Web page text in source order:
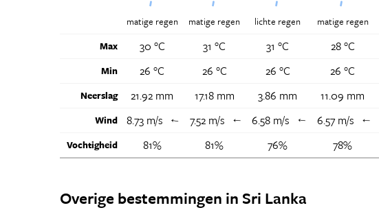
matige regen matige regen lichte regen matige regen
Max
30 °C 31 °C 31 °C 28 °C
Min 26 °C 26 °C 26 °C 26 °C
Neerslag 21.92 mm 17.18 mm 3.86 mm 11.09 mm
Wind 8.73 m/s ↑ 7.52 m/s ↑ 6.58 m/s ↑ 6.57 m/s ↑
Vochtigheid 81% 81% 76% 78%
Overige bestemmingen in Sri Lanka